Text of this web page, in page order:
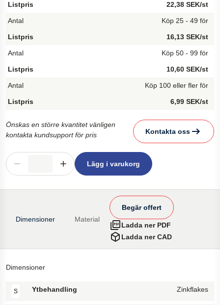
22,38 SEK/st
Köp 25 - 49 för
16,13 SEK/st
Köp 50 - 99 för
10,60 SEK/st
Köp 100 eller fler för
6,99 SEK/st
Önskas en större kvantitet vänligen
kontakta kundsupport för pris
Kontakta oss
Lägg i varukorg
Dimensioner Material
Ladda ner CAD
Ladda ner PDF
Begär offert
Dimensioner
S Ytbehandling Zinkflakes